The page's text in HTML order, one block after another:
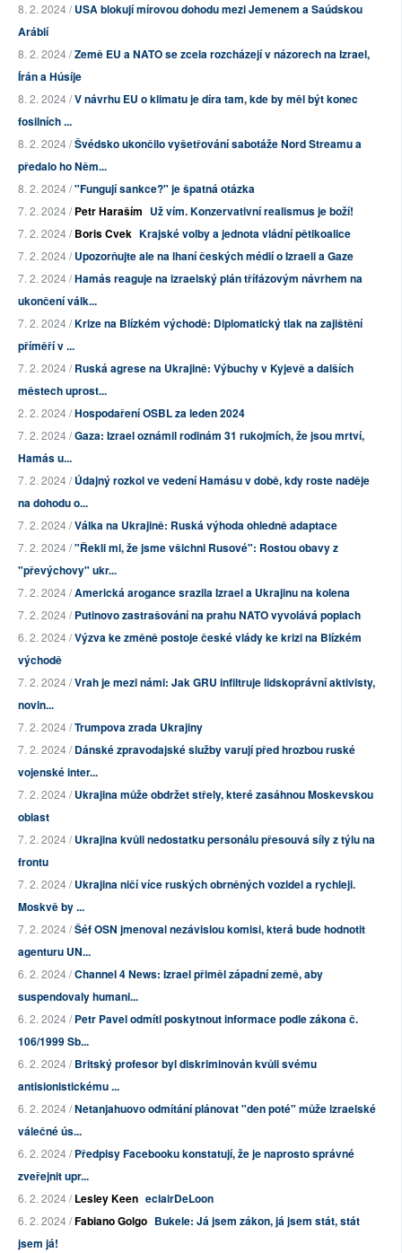
8. 2. 2024 /USA blokují mírovou dohodu mezi Jemenem a Saúdskou
Arábií
8. 2. 2024 /Země EU a NATO se zcela rozcházejí v názorech na Izrael,
Írán a Húsíje
8. 2. 2024 /V návrhu EU o klimatu je díra tam, kde by měl být konec
fosilních ...
8. 2. 2024 /Švédsko ukončilo vyšetřování sabotáže Nord Streamu a
předalo ho Něm...
8. 2. 2024 /"Fungují sankce?" je špatná otázka
7. 2. 2024 /Petr Haraším Už vím. Konzervativní realismus je boží!
7. 2. 2024 /Boris Cvek Krajské volby a jednota vládní pětikoalice
7. 2. 2024 /Upozorňujte ale na lhaní českých médií o Izraeli a Gaze
7. 2. 2024 /Hamás reaguje na izraelský plán třífázovým návrhem na
ukončení válk...
7. 2. 2024 /Krize na Blízkém východě: Diplomatický tlak na zajištění
příměří v ...
7. 2. 2024 /Ruská agrese na Ukrajině: Výbuchy v Kyjevě a dalších
městech uprost...
2. 2. 2024 /Hospodaření OSBL za leden 2024
7. 2. 2024 /Gaza: Izrael oznámil rodinám 31 rukojmích, že jsou mrtví,
Hamás u...
7. 2. 2024 /Údajný rozkol ve vedení Hamásu v době, kdy roste naděje
na dohodu o...
7. 2. 2024 /Válka na Ukrajině: Ruská výhoda ohledně adaptace
7. 2. 2024 /"Řekli mi, že jsme všichni Rusové": Rostou obavy z
"převýchovy" ukr...
7. 2. 2024 /Americká arogance srazila Izrael a Ukrajinu na kolena
7. 2. 2024 /Putinovo zastrašování na prahu NATO vyvolává poplach
6. 2. 2024 /Výzva ke změně postoje české vlády ke krizi na Blízkém
východě
7. 2. 2024 /Vrah je mezi námi: Jak GRU infiltruje lidskoprávní aktivisty,
novin...
7. 2. 2024 /Trumpova zrada Ukrajiny
7. 2. 2024 /Dánské zpravodajské služby varují před hrozbou ruské
vojenské inter...
7. 2. 2024 /Ukrajina může obdržet střely, které zasáhnou Moskevskou
oblast
7. 2. 2024 /Ukrajina kvůli nedostatku personálu přesouvá síly z týlu na
frontu
7. 2. 2024 /Ukrajina ničí více ruských obrněných vozidel a rychleji.
Moskvě by ...
7. 2. 2024 /Šéf OSN jmenoval nezávislou komisi, která bude hodnotit
agenturu UN...
6. 2. 2024 /Channel 4 News: Izrael přiměl západní země, aby
suspendovaly humani...
6. 2. 2024 /Petr Pavel odmítl poskytnout informace podle zákona č.
106/1999 Sb...
6. 2. 2024 /Britský profesor byl diskriminován kvůli svému
antisionistickému ...
6. 2. 2024 /Netanjahuovo odmítání plánovat "den poté" může izraelské
válečné ús...
6. 2. 2024 /Předpisy Facebooku konstatují, že je naprosto správné
zveřejnit upr...
6. 2. 2024 /Lesley Keen eclairDeLoon
6. 2. 2024 /Fabiano Golgo Bukele: Já jsem zákon, já jsem stát, stát
jsem já!